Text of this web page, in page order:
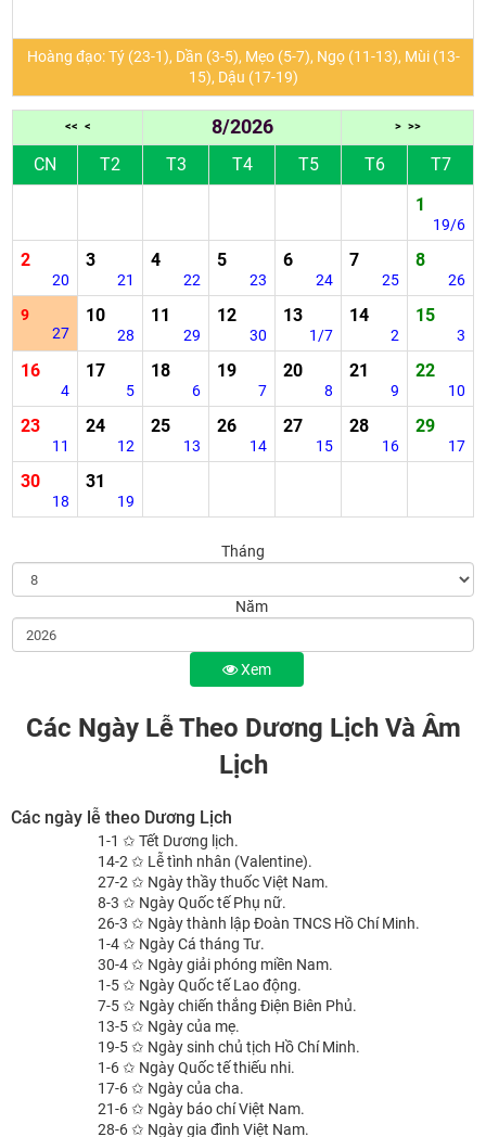
Hoàng đạo: Tý (23-1), Dần (3-5), Mẹo (5-7), Ngọ (11-13), Mùi (13-
15), Dậu (17-19)
<< < 8/2026 > >>
CN T2 T3 T4 T5 T6
T7
1
19/6
2
20
3
21
4
22
5
23
6
24
7
25
8
26
9
27
10
28
11
29
12
30
13
1/7
14
2
15
3
16
4
17
5
18
6
19
7
20
8
21
9
22
10
23
11
24
12
25
13
26
14
27
15
28
16
29
17
30
18
31
19
Tháng
Năm
Xem
Các Ngày Lễ Theo Dương Lịch Và Âm
Lịch
Các ngày lễ theo Dương Lịch
1-1 ✩ Tết Dương lịch.
14-2 ✩ Lễ tình nhân (Valentine).
27-2 ✩ Ngày thầy thuốc Việt Nam.
8-3 ✩ Ngày Quốc tế Phụ nữ.
26-3 ✩ Ngày thành lập Đoàn TNCS Hồ Chí Minh.
1-4 ✩ Ngày Cá tháng Tư.
30-4 ✩ Ngày giải phóng miền Nam.
1-5 ✩ Ngày Quốc tế Lao động.
7-5 ✩ Ngày chiến thắng Điện Biên Phủ.
13-5 ✩ Ngày của mẹ.
19-5 ✩ Ngày sinh chủ tịch Hồ Chí Minh.
1-6 ✩ Ngày Quốc tế thiếu nhi.
17-6 ✩ Ngày của cha.
21-6 ✩ Ngày báo chí Việt Nam.
28-6 ✩ Ngày gia đình Việt Nam.